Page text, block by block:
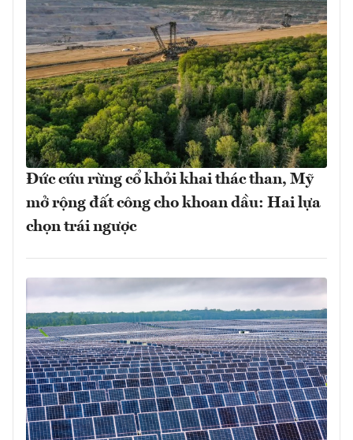
Đức cứu rừng cổ khỏi khai thác than, Mỹ
mở rộng đất công cho khoan dầu: Hai lựa
chọn trái ngược